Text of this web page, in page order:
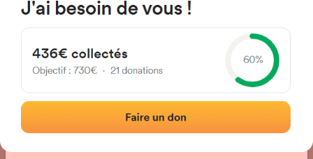
48003 Bilbo, Bizkaia Espagne
Kalea Matilde Orbegozo 21D España
Fotos Comentarios y reseñas